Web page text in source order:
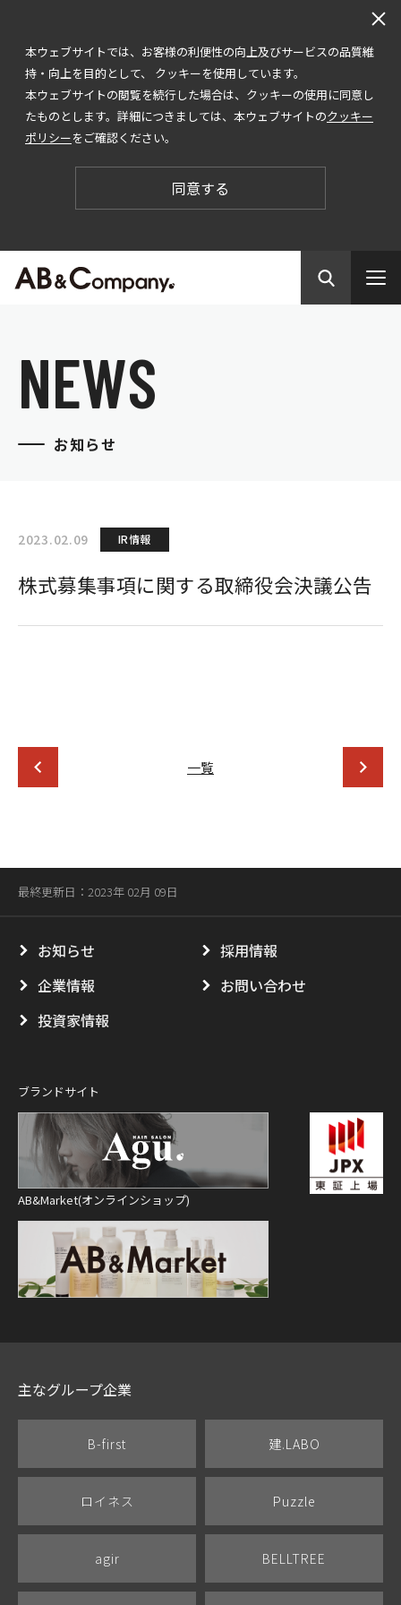
本ウェブサイトでは、お客様の利便性の向上及びサービスの品質維
持・向上を目的として、 クッキーを使用しています。
本ウェブサイトの閲覧を続行した場合は、クッキーの使用に同意し
たものとします。詳細につきましては、本ウェブサイトのクッキー
ポリシーをご確認ください。
同意する
NEWS
お知らせ
2023.02.09 IR情報
株式募集事項に関する取締役会決議公告
一覧
最終更新日：2023年 02月 09日
お知らせ
企業情報
投資家情報
採用情報
お問い合わせ
ブランドサイト
AB&Market(オンラインショップ)
主なグループ企業
B-first 建.LABO
ロイネス Puzzle
agir BELLTREE